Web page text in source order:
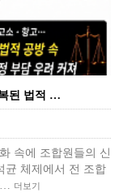
된 법적 …
속에 조합원들의 신
균 체제에서 전 조합
… 더보기